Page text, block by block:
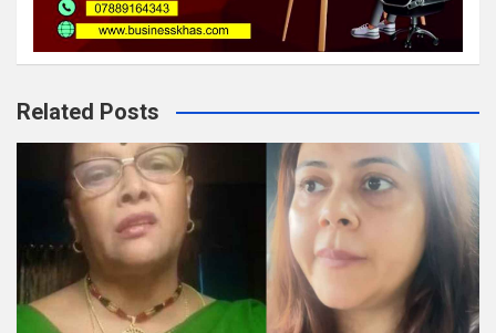
Related Posts